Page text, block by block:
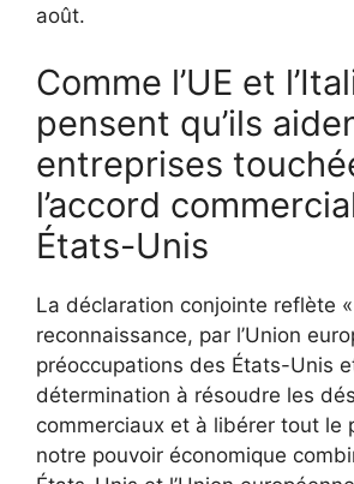
août.
Comme l’UE et
pensent qu’ils
entreprises
l’accord
États-Unis
La déclaration conjointe reflète
reconnaissance, par l’Union
préoccupations des États-Unis
détermination à résoudre les
commerciaux et à libérer tout le
notre pouvoir économique